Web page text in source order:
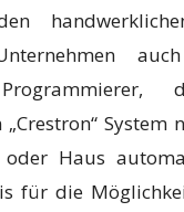
System
Haus
für die